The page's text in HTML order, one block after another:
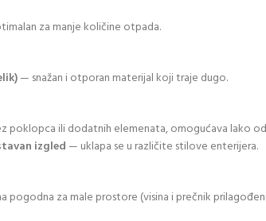
za manje količine otpada.
— snažan i otporan materijal koji traje dugo.
poklopca ili dodatnih elemenata, omogućava lako
izgled— uklapa se u različite stilove enterijera.
pogodna za male prostore (visina i prečnik